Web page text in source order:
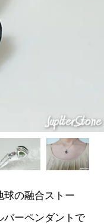
球の融合ストー
バーペンダントで